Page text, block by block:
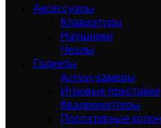
Аксессуары
Клавиатуры
Наушники
Чехлы
Гаджеты
Action-камеры
Игровые приставки
Квадрокоптеры
Портативные